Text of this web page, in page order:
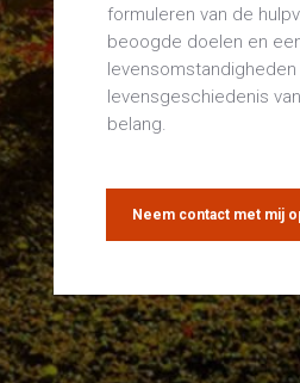
formuleren van de
beoogde doelen en
levensomstandigheden
levensgeschiedenis
belang.
Neem contact met mij